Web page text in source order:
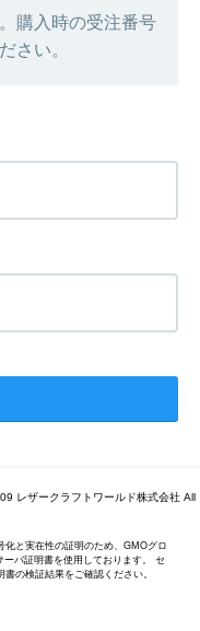
購入時の受注番号
さい。
レザークラフトワールド株式会社 All
化と実在性の証明のため、GMOグロ
バ証明書を使用しております。 セ
の検証結果をご確認ください。